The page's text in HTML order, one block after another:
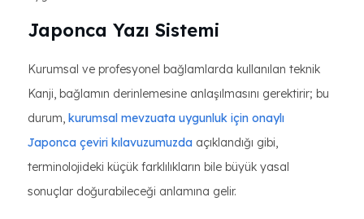
Japonca Yazı Sistemi
Kurumsal ve profesyonel bağlamlarda kullanılan teknik
Kanji, bağlamın derinlemesine anlaşılmasını gerektirir; bu
durum, kurumsal mevzuata uygunluk için onaylı
Japonca çeviri kılavuzumuzda açıklandığı gibi,
terminolojideki küçük farklılıkların bile büyük yasal
sonuçlar doğurabileceği anlamına gelir.